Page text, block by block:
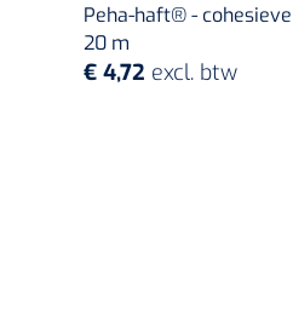
Peha-haft® -
20 m
€ 4,72 excl. btw